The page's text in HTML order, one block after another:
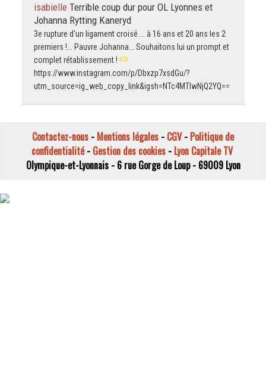
isabielle Terrible coup dur pour OL Lyonnes et
Johanna Rytting Kaneryd
3e rupture d'un ligament croisé ... à 16 ans et 20 ans les 2
premiers !... Pauvre Johanna... Souhaitons lui un prompt et
complet rétablissement !
https://www.instagram.com/p/Dbxzp7xsdGu/?
utm_source=ig_web_copy_link&igsh=NTc4MTIwNjQ2YQ==
Contactez-nous - Mentions légales - CGV- Politique de
confidentialité- Gestion des cookies- Lyon Capitale TV
Olympique-et-Lyonnais - 6 rue Gorge de Loup - 69009 Lyon